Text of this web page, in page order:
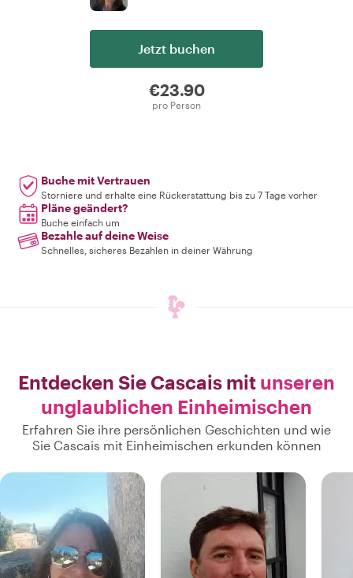
Jetzt buchen
€23.90
pro Person
Buche mit Vertrauen
Storniere und erhalte eine Rückerstattung bis zu 7 Tage vorher
Pläne geändert?
Buche einfach um
Bezahle auf deine Weise
Schnelles, sicheres Bezahlen in deiner Währung
Entdecken Sie Cascais mit unseren
unglaublichen Einheimischen
Erfahren Sie ihre persönlichen Geschichten und wie
Sie Cascais mit Einheimischen erkunden können